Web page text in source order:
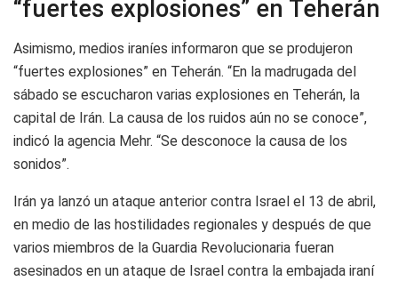
“fuertes explosiones” en Teherán
Asimismo, medios iraníes informaron que se produjeron
“fuertes explosiones” en Teherán. “En la madrugada del
sábado se escucharon varias explosiones en Teherán, la
capital de Irán. La causa de los ruidos aún no se conoce”,
indicó la agencia Mehr. “Se desconoce la causa de los
sonidos”.
Irán ya lanzó un ataque anterior contra Israel el 13 de abril,
en medio de las hostilidades regionales y después de que
varios miembros de la Guardia Revolucionaria fueran
asesinados en un ataque de Israel contra la embajada iraní